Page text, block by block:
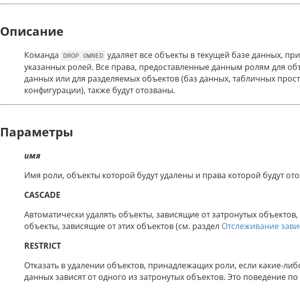
Описание
Команда DROP OWNED удаляет все объекты в текущей базе данных,
указанных ролей. Все права, предоставленные данным ролям для
данных или для разделяемых объектов (баз данных, табличных
конфигурации), также будут отозваны.
Параметры
имя
Имя роли, объекты которой будут удалены и права которой будут
CASCADE
Автоматически удалять объекты, зависящие от затронутых
объекты, зависящие от этих объектов (см. раздел Отслеживание
RESTRICT
Отказать в удалении объектов, принадлежащих роли, если какие-
данных зависят от одного из затронутых объектов. Это поведение